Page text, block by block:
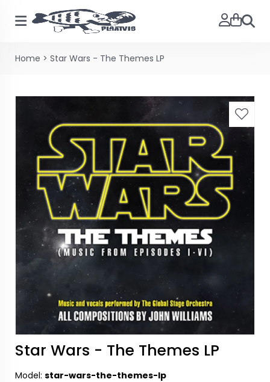
Home > Star Wars - The Themes LP
Star Wars - The Themes LP
Model: star-wars-the-themes-lp